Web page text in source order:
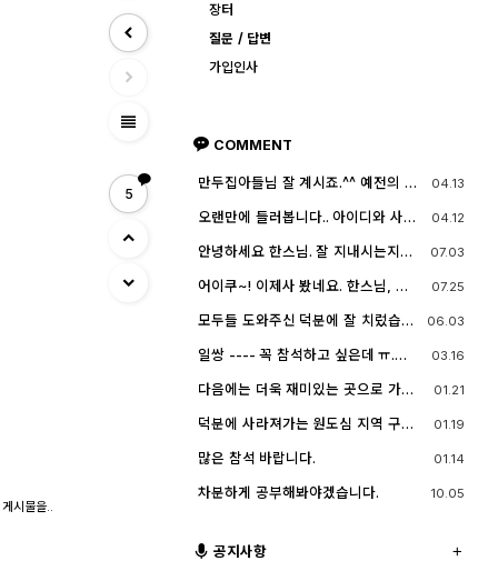
시물을..
view_headline
5
장터
질문 / 답변
가입인사
COMMENT
만두집아들님 잘 계시죠.^^ 예전의 그
기억이 납니다. ^^;; djslr 홈페이지 활
동 및 사진 활동이 예전 같지는 않지
만, 동호회 활동의 추억을 남길 겸 가
능한 계속 홈페이지를 유지할 예정입
요.^^
04.13
오랜만에 들러봅니다.. 아이디와 사진
네요^^.. 다들 잘 지내시죠? 제가 이곳
에서 활동할때 까마득했던 회원님들
이었는데 이제 제가 그 나이가 되버렸
습니다^^..
04.12
안녕하세요 한스님. 잘 지내시는지
시간이었습니다
07.03
어이쿠~! 이제사 봤네요. 한스님, 안
07.25
모두들 도와주신 덕분에 잘 치렀습니
06.03
일쌍 ---- 꼭 참석하고 싶은데 ㅠ.
다. (다음에 개인적으로 들리겠습니
다)
03.16
다음에는 더욱 재미있는 곳으로 가보
네요.
01.21
덕분에 사라져가는 원도심 지역 구경
01.19
많은 참석 바랍니다. 01.14
차분하게 공부해봐야겠습니다. 10.05
공지사항